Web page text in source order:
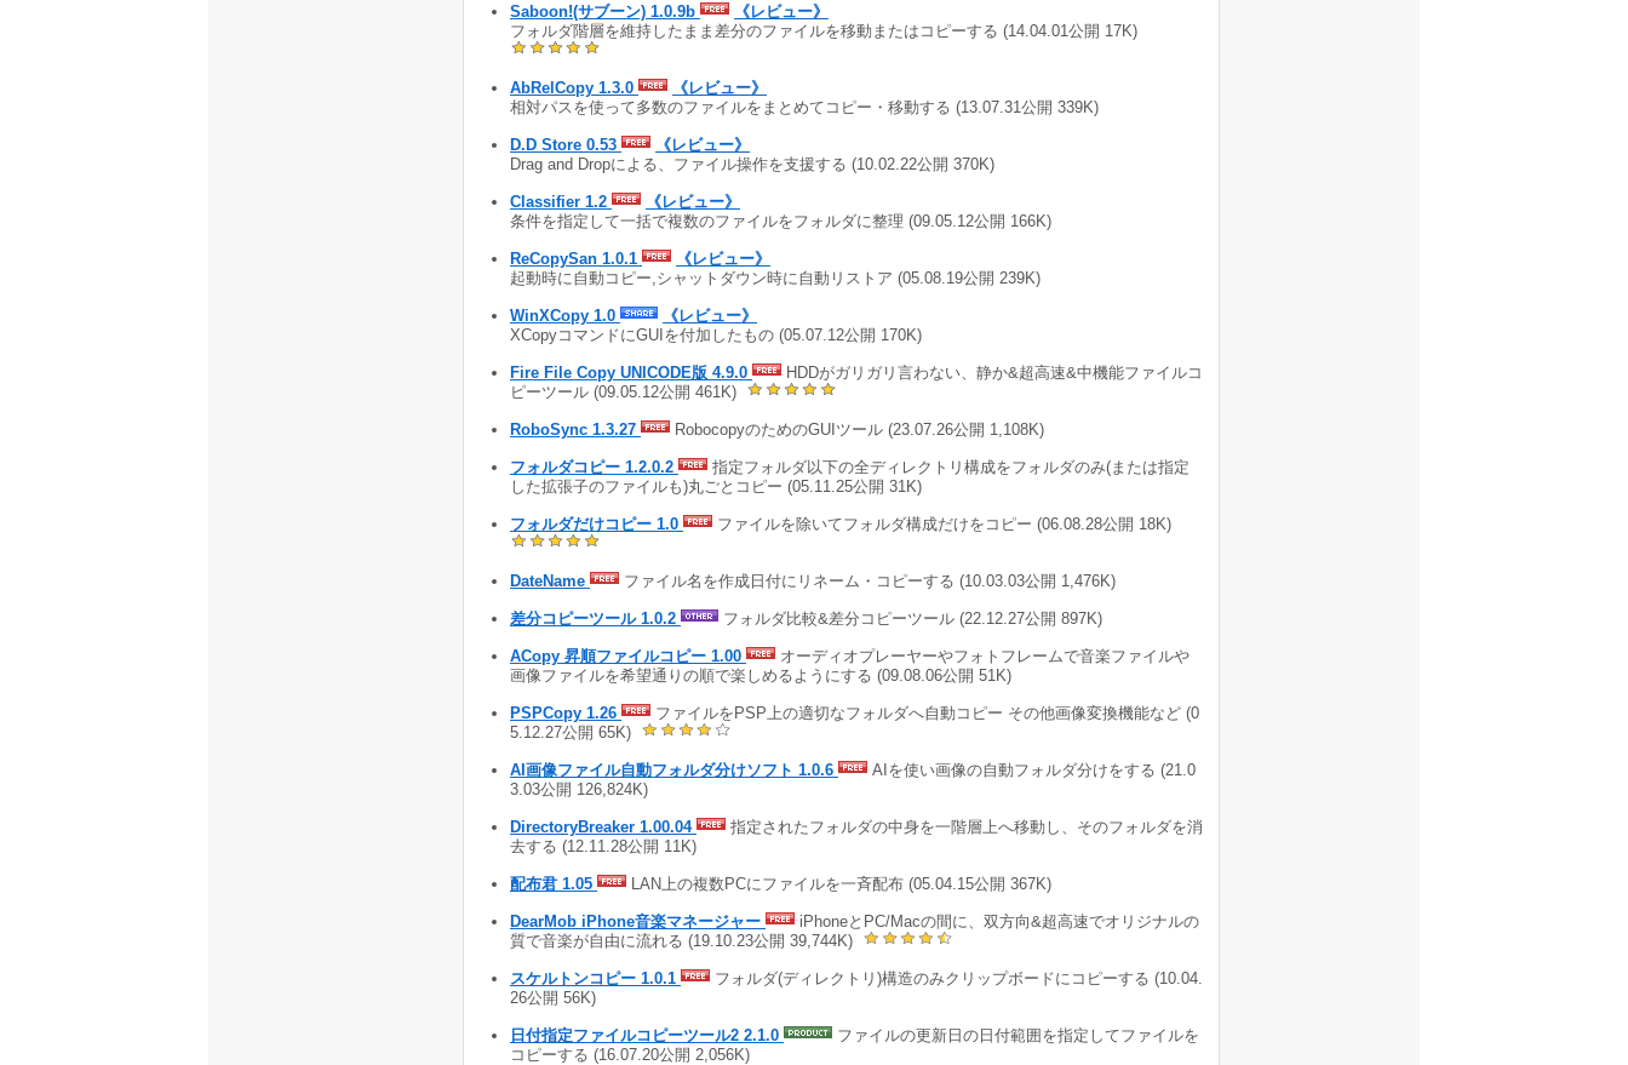
Saboon!(サブーン) 1.0.9b
《レビュー》
フォルダ階層を維持したまま差分のファイルを移動またはコピーする (14.04.01公開 17K)
AbRelCopy 1.3.0
《レビュー》
相対パスを使って多数のファイルをまとめてコピー・移動する (13.07.31公開 339K)
D.D Store 0.53
《レビュー》
Drag and Dropによる、ファイル操作を支援する (10.02.22公開 370K)
Classifier 1.2
《レビュー》
条件を指定して一括で複数のファイルをフォルダに整理 (09.05.12公開 166K)
ReCopySan 1.0.1
《レビュー》
起動時に自動コピー,シャットダウン時に自動リストア (05.08.19公開 239K)
WinXCopy 1.0
《レビュー》
XCopyコマンドにGUIを付加したもの (05.07.12公開 170K)
Fire File Copy UNICODE版 4.9.0
HDDがガリガリ言わない、静か&超高速&中機能ファイルコ
ピーツール (09.05.12公開 461K)
RoboSync 1.3.27 RobocopyのためのGUIツール (23.07.26公開 1,108K)
フォルダコピー 1.2.0.2
指定フォルダ以下の全ディレクトリ構成をフォルダのみ(または指定
した拡張子のファイルも)丸ごとコピー (05.11.25公開 31K)
フォルダだけコピー 1.0 ファイルを除いてフォルダ構成だけをコピー (06.08.28公開 18K)
DateName ファイル名を作成日付にリネーム・コピーする (10.03.03公開 1,476K)
差分コピーツール 1.0.2 フォルダ比較&差分コピーツール (22.12.27公開 897K)
ACopy 昇順ファイルコピー 1.00
オーディオプレーヤーやフォトフレームで音楽ファイルや
画像ファイルを希望通りの順で楽しめるようにする (09.08.06公開 51K)
PSPCopy 1.26
ファイルをPSP上の適切なフォルダへ自動コピー その他画像変換機能など (0
5.12.27公開 65K)
AI画像ファイル自動フォルダ分けソフト 1.0.6
AIを使い画像の自動フォルダ分けをする (21.0
3.03公開 126,824K)
DirectoryBreaker 1.00.04
指定されたフォルダの中身を一階層上へ移動し、そのフォルダを消
去する (12.11.28公開 11K)
配布君 1.05 LAN上の複数PCにファイルを一斉配布 (05.04.15公開 367K)
DearMob iPhone音楽マネージャー
iPhoneとPC/Macの間に、双方向&超高速でオリジナルの
質で音楽が自由に流れる (19.10.23公開 39,744K)
スケルトンコピー 1.0.1
フォルダ(ディレクトリ)構造のみクリップボードにコピーする (10.04.
26公開 56K)
日付指定ファイルコピーツール2 2.1.0
ファイルの更新日の日付範囲を指定してファイルを
コピーする (16.07.20公開 2,056K)